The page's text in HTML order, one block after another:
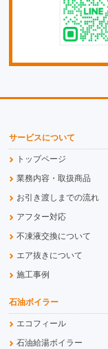
サービスについて
トップページ
業務内容・取扱商品
お引き渡しまでの流れ
アフター対応
不凍液交換について
エア抜きについて
施工事例
石油ボイラー
エコフィール
石油給湯ボイラー